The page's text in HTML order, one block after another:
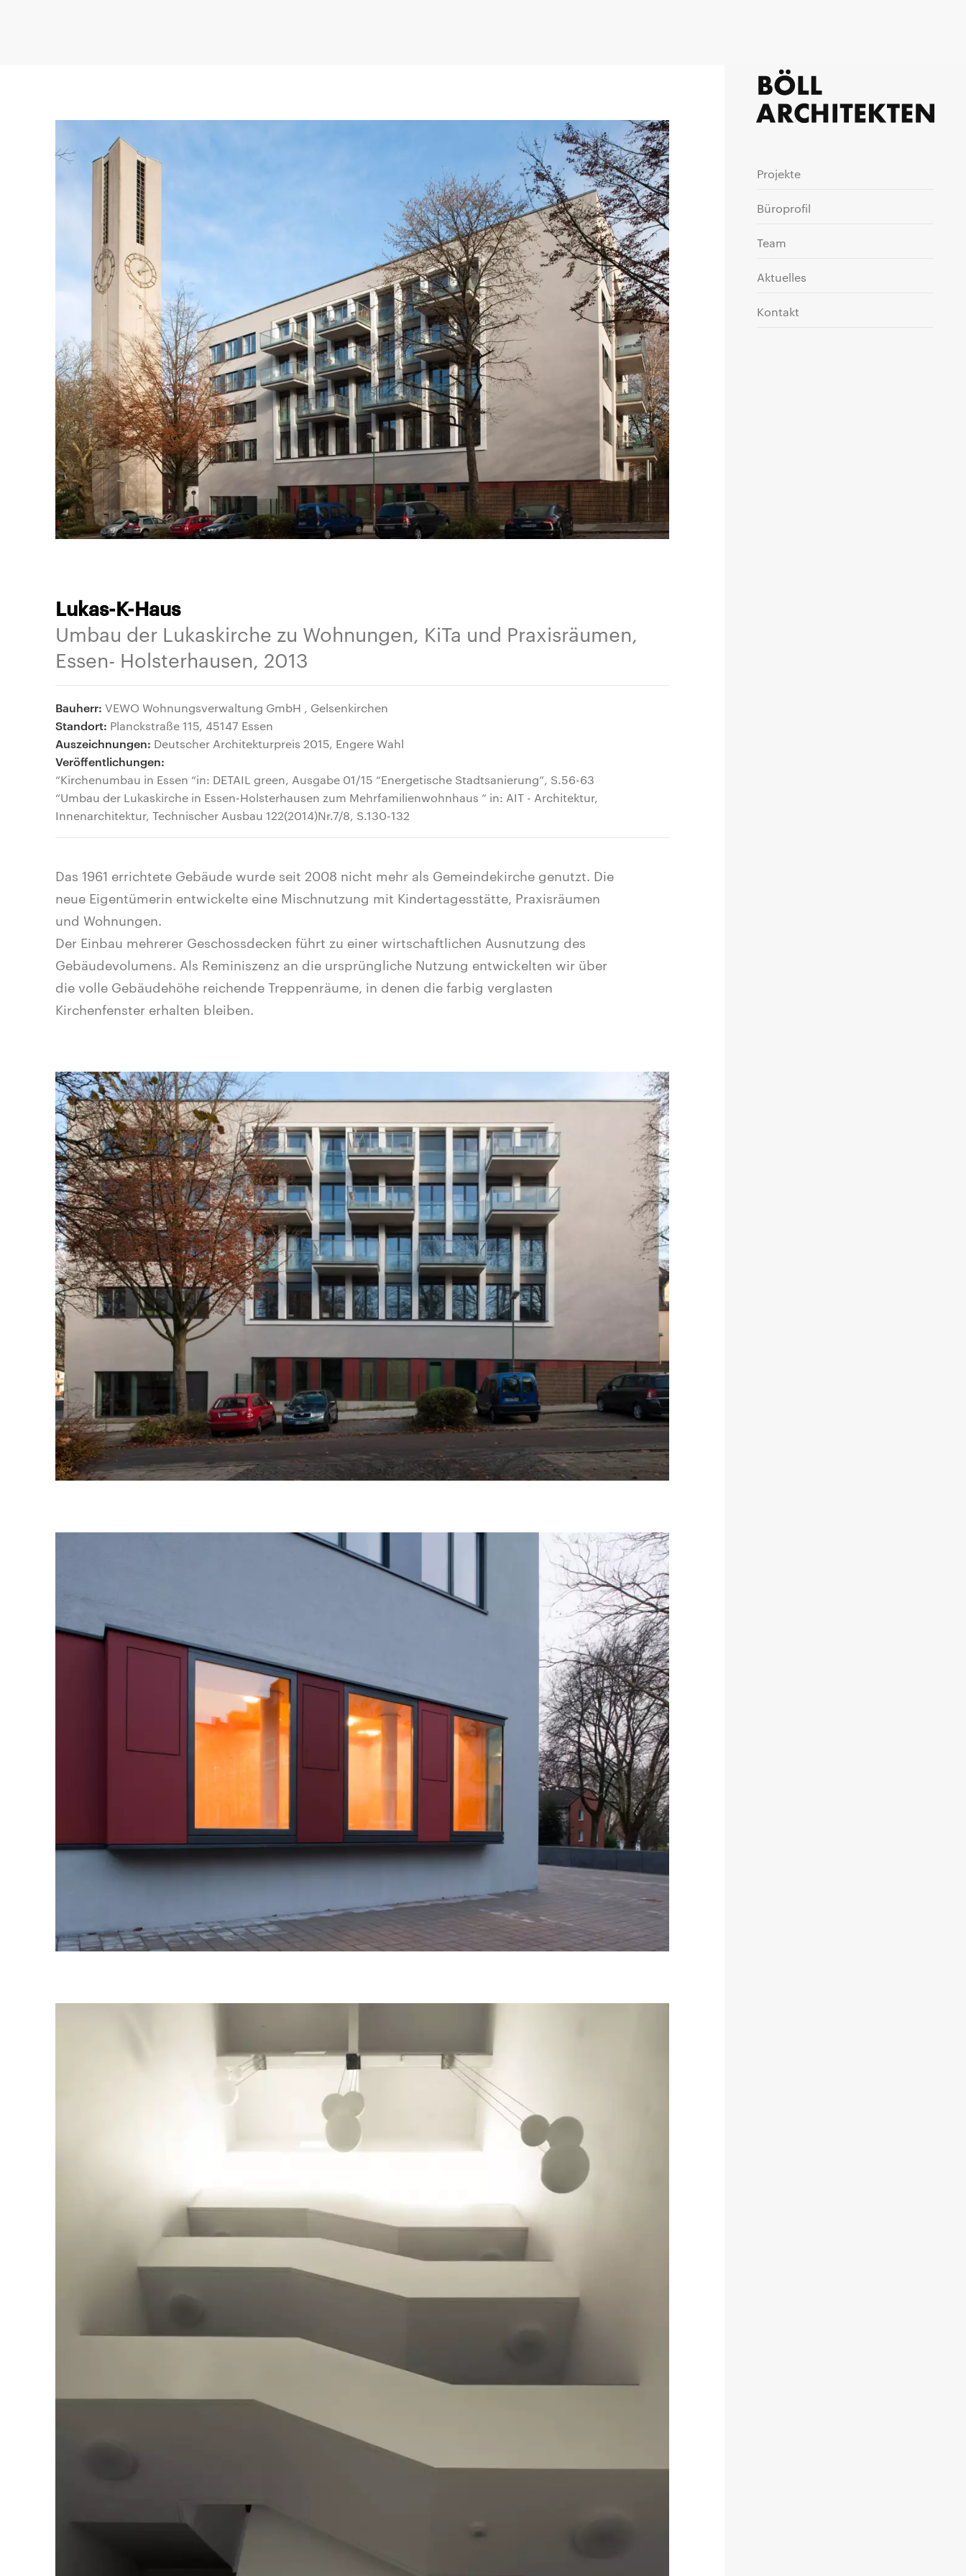
Lukas-K-Haus
Umbau der Lukaskirche zu Wohnungen, KiTa und Praxisräumen,
Essen- Holsterhausen, 2013
Bauherr: VEWO Wohnungsverwaltung GmbH , Gelsenkirchen
Standort: Planckstraße 115, 45147 Essen
Auszeichnungen: Deutscher Architekturpreis 2015, Engere Wahl
Veröffentlichungen:
“Kirchenumbau in Essen “in: DETAIL green, Ausgabe 01/15 “Energetische Stadtsanierung”, S.56-63
“Umbau der Lukaskirche in Essen-Holsterhausen zum Mehrfamilienwohnhaus ” in: AIT - Architektur,
Innenarchitektur, Technischer Ausbau 122(2014)Nr.7/8, S.130-132
Das 1961 errichtete Gebäude wurde seit 2008 nicht mehr als Gemeindekirche genutzt. Die
neue Eigentümerin entwickelte eine Mischnutzung mit Kindertagesstätte, Praxisräumen
und Wohnungen.
Der Einbau mehrerer Geschossdecken führt zu einer wirtschaftlichen Ausnutzung des
Gebäudevolumens. Als Reminiszenz an die ursprüngliche Nutzung entwickelten wir über
die volle Gebäudehöhe reichende Treppenräume, in denen die farbig verglasten
Kirchenfenster erhalten bleiben.
Projekte
Büroprofil
Team
Aktuelles
Kontakt